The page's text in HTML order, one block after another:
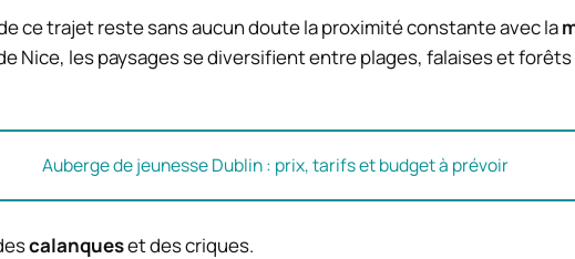
ce trajet reste sans aucun doute la proximité constante avec la
de Nice, les paysages se diversifient entre plages, falaises et forêts
Auberge de jeunesse Dublin : prix, tarifs et budget à prévoir
calanqueset des criques.